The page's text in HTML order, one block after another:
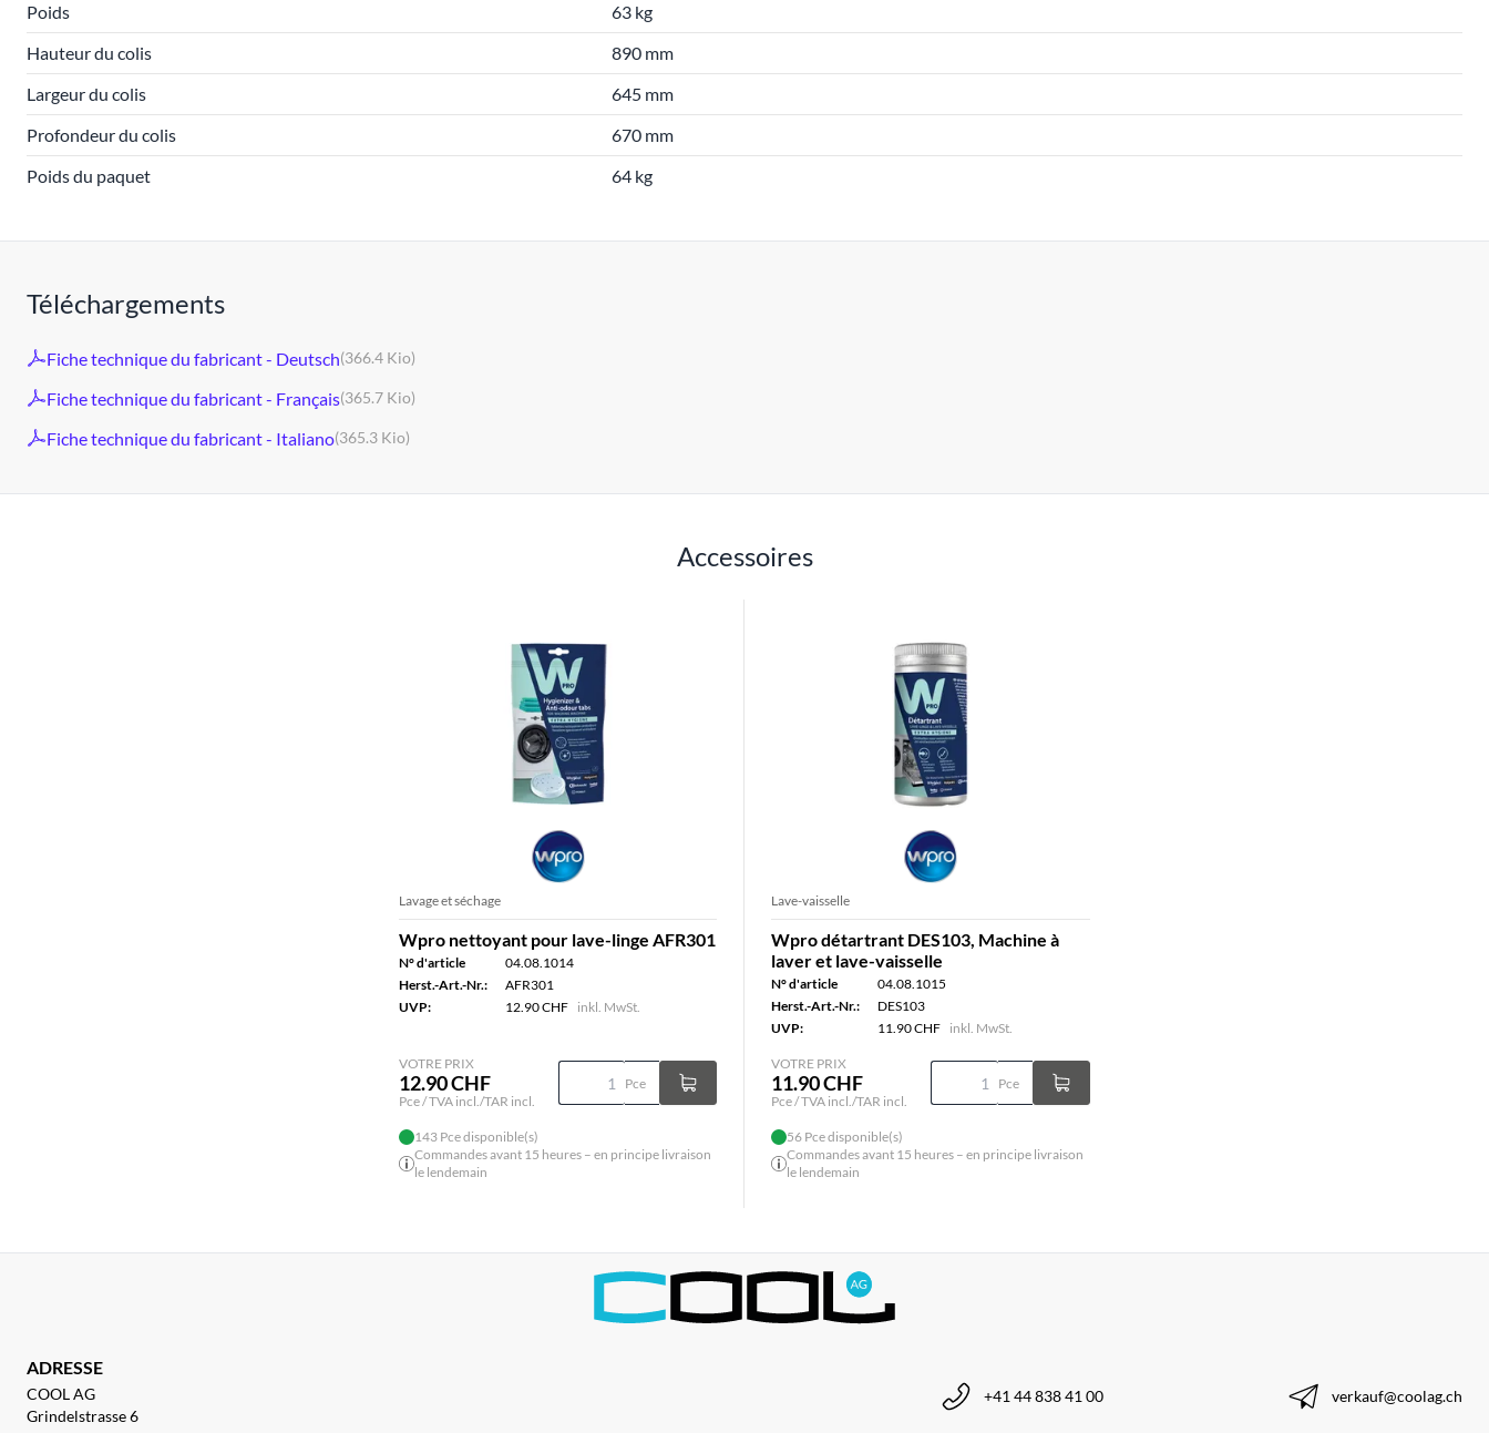
Poids
63 kg
Hauteur du colis
890 mm
Largeur du colis
645 mm
Profondeur du colis
670 mm
Poids du paquet
64 kg
Téléchargements
Fiche technique du fabricant - Deutsch(366.4 Kio)
Fiche technique du fabricant - Français(365.7 Kio)
Fiche technique du fabricant - Italiano(365.3 Kio)
Accessoires
Lavage et séchage
Wpro nettoyant pour lave-linge AFR301
N° d'article
04.08.1014
Herst.-Art.-Nr.:
AFR301
UVP:
12.90 CHF inkl. MwSt.
VOTRE PRIX
12.90 CHF
Pce / TVA incl./TAR incl.
Pce
143 Pce disponible(s)
Commandes avant 15 heures – en principe livraison
le lendemain
Lave-vaisselle
Wpro détartrant DES103, Machine à
laver et lave-vaisselle
N° d'article
04.08.1015
Herst.-Art.-Nr.:
DES103
UVP:
11.90 CHF inkl. MwSt.
VOTRE PRIX
11.90 CHF
Pce / TVA incl./TAR incl.
Pce
56 Pce disponible(s)
Commandes avant 15 heures – en principe livraison
le lendemain
ADRESSE
COOL AG
Grindelstrasse 6
+41 44 838 41 00 verkauf@coolag.ch